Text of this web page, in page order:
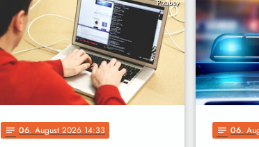
Pixabay
notes 06. August 2026 14:33 notes 06.